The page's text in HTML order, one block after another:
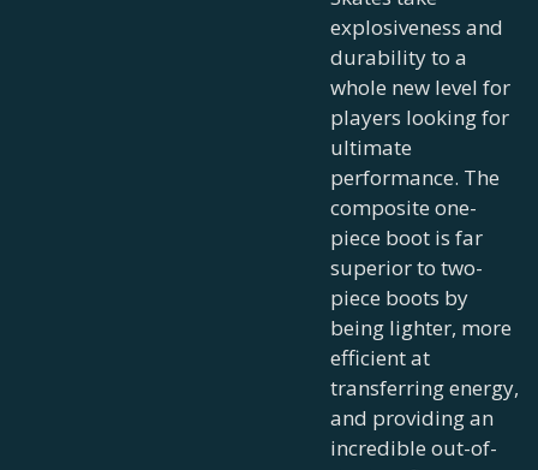
explosiveness and
durability to a
whole new level for
players looking for
ultimate
performance. The
composite one-
piece boot is far
superior to two-
piece boots by
being lighter, more
efficient at
transferring energy,
and providing an
incredible out-of-